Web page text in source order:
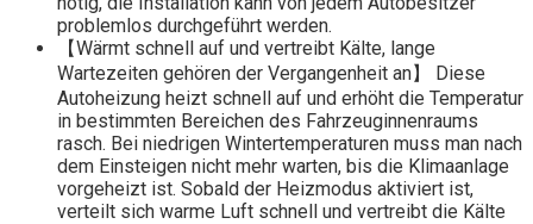
problemlos durchgeführt werden.
【Wärmt schnell auf und vertreibt Kälte, lange
Wartezeiten gehören der Vergangenheit an】 Diese
Autoheizung heizt schnell auf und erhöht die Temperatur
in bestimmten Bereichen des Fahrzeuginnenraums
rasch. Bei niedrigen Wintertemperaturen muss man nach
dem Einsteigen nicht mehr warten, bis die Klimaanlage
vorgeheizt ist. Sobald der Heizmodus aktiviert ist,
verteilt sich warme Luft schnell und vertreibt die Kälte